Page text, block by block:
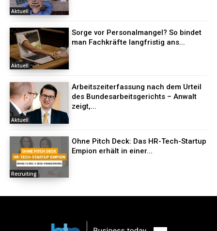
Aktuell
Aktuell
Sorge vor Personalmangel? So bindet
man Fachkräfte langfristig ans...
Aktuell
Arbeitszeiterfassung nach dem Urteil
des Bundesarbeitsgerichts – Anwalt
zeigt,...
Recruiting
Ohne Pitch Deck: Das HR-Tech-Startup
Empion erhält in einer...